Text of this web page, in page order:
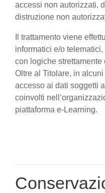
accessi non autorizzati,
distruzione non
Il trattamento viene
informatici e/o
con logiche
Oltre al Titolare, in
accesso ai dati soggetti
coinvolti
piattaforma e-Learning.